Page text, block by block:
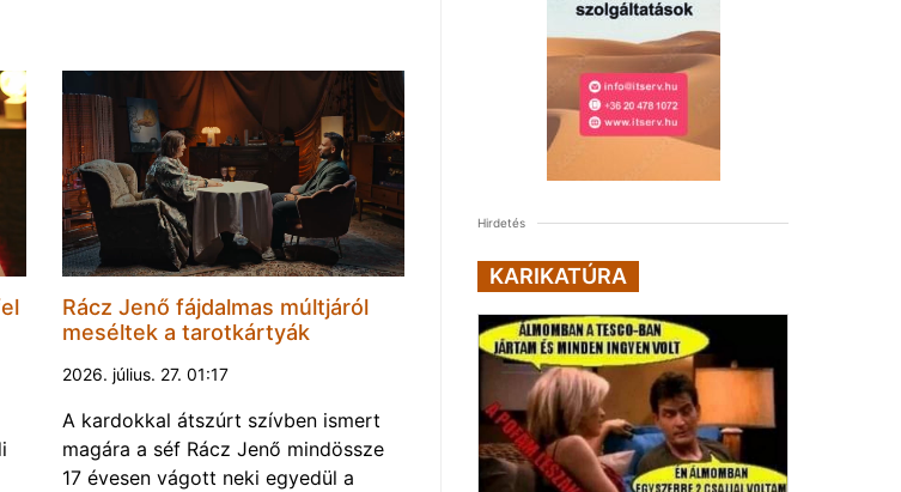
Rácz Jenő fájdalmas múltjáról
meséltek a tarotkártyák
2026. július. 27. 01:17
A kardokkal átszúrt szívben ismert
magára a séf Rácz Jenő mindössze
17 évesen vágott neki egyedül a
Hirdetés
KARIKATÚRA